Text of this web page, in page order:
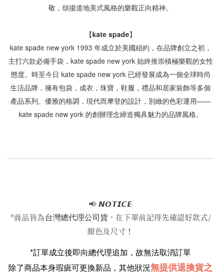
敬，頌揚道地美式風格的樂觀正向精神。
【kate spade】
kate spade new york 1993 年成立於美國紐約，在品牌創立之初，
主打六款必備手袋，kate spade new york 始終推崇積極樂觀的女性
態度。時至今日 kate spade new york 已經發展成為一個全球時尚
生活品牌，擁有包袋，成衣，珠寶，鞋履，禮品和居家裝飾等多個
產品系列。優雅的格調，現代而摩登的設計，別緻的色彩運用——
kate spade new york 的創辦理念締造獨具魅力的品牌風格。
📢 𝙉𝙊𝙏𝙄𝘾𝙀
*商品皆為台灣總代理公司貨，在下單前記得先確認好款式/
顏色及尺寸！
*訂單成立後即向總代理追加，故無法取消訂單
除了商品本身瑕疵可更換新品，其他狀況無提供退換貨之